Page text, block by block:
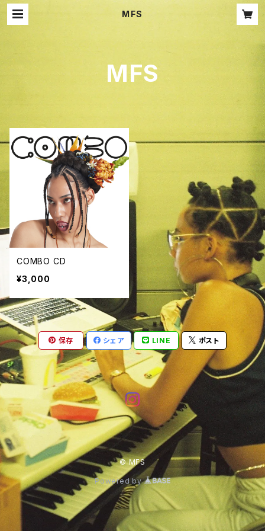
MFS
MFS
COMBO CD
¥3,000
保存 シェア LINE ポスト
© MFS
Powered by